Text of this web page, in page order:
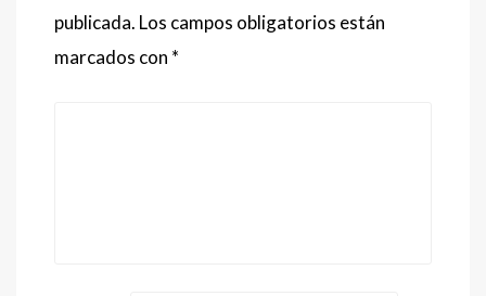
publicada. Los campos obligatorios están
marcados con *